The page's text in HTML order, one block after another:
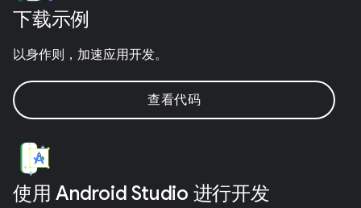
下载示例
以身作则，加速应用开发。
查看代码
使用 Android Studio 进行开发